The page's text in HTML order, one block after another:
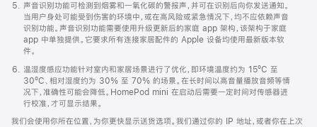
声音识别功能可检测到烟雾和一氧化碳的警报声，并可在识别后向你发送通知。
当用户身处可能受到伤害的环境中，或在高风险或紧急情况下，均不应依赖声音
识别功能。声音识别功能需要使用升级更新后的家庭 app 架构，该架构于家庭
app 中单独提供。它要求所有连接家居配件的 Apple 设备均使用最新版本软
件。
温湿度感应功能针对室内和家居场景进行了优化，即环境温度约为 15ºC 至
30ºC、相对湿度约为 30% 至 70% 的场景。在长时间以高音量播放音频等情
况下，准确性可能会降低。HomePod mini 在启动后需要一定时间对传感器进
行校准，才可显示结果。
我们会使用你所在位置，为你更快显示送货选项。我们通过你的 IP 地址，或者你在上次